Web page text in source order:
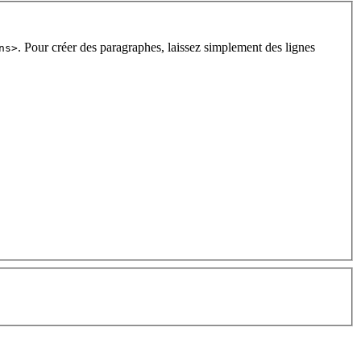
. Pour créer des paragraphes, laissez simplement des lignes